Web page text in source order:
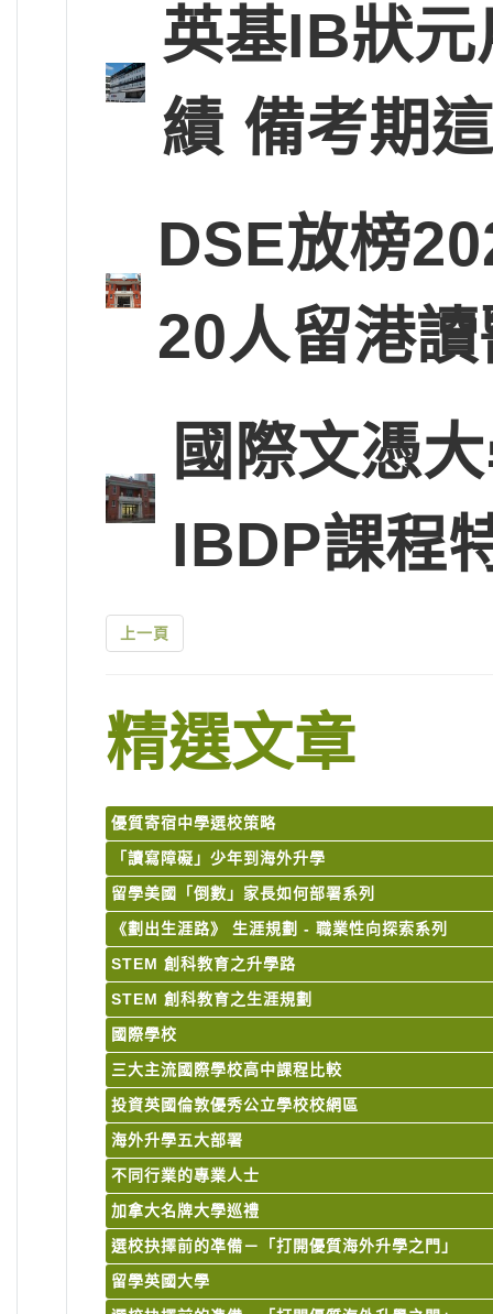
英基IB狀
績 備考期
DSE放榜
20人留港
國際文憑
IBDP課程
上一頁
精選文章
優質寄宿中學選校策略
「讀寫障礙」少年到海外升學
留學美國「倒數」家長如何部署系列
《劃出生涯路》 生涯規劃 - 職業性向探索系列
STEM 創科教育之升學路
STEM 創科教育之生涯規劃
國際學校
三大主流國際學校高中課程比較
投資英國倫敦優秀公立學校校網區
海外升學五大部署
不同行業的專業人士
加拿大名牌大學巡禮
選校抉擇前的凖備－「打開優質海外升學之門」
留學英國大學